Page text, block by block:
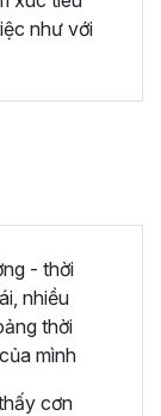
như với
- thời
nhiều
thời
mình
cơn